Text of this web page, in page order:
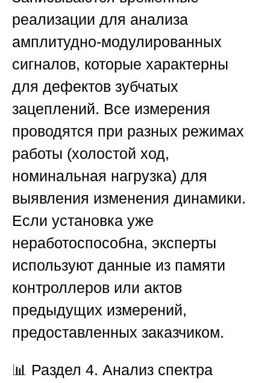
реализации для анализа
амплитудно-модулированных
сигналов, которые характерны
для дефектов зубчатых
зацеплений. Все измерения
проводятся при разных режимах
работы (холостой ход,
номинальная нагрузка) для
выявления изменения динамики.
Если установка уже
неработоспособна, эксперты
используют данные из памяти
контроллеров или актов
предыдущих измерений,
предоставленных заказчиком.
📊 Раздел 4. Анализ спектра